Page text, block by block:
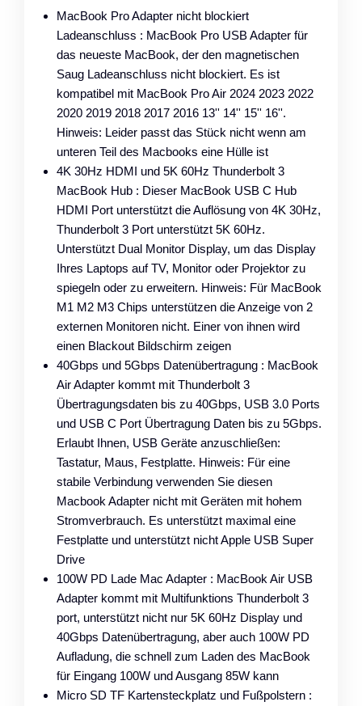
MacBook Pro Adapter nicht blockiert
Ladeanschluss : MacBook Pro USB Adapter für
das neueste MacBook, der den magnetischen
Saug Ladeanschluss nicht blockiert. Es ist
kompatibel mit MacBook Pro Air 2024 2023 2022
2020 2019 2018 2017 2016 13'' 14'' 15'' 16''.
Hinweis: Leider passt das Stück nicht wenn am
unteren Teil des Macbooks eine Hülle ist
4K 30Hz HDMI und 5K 60Hz Thunderbolt 3
MacBook Hub : Dieser MacBook USB C Hub
HDMI Port unterstützt die Auflösung von 4K 30Hz,
Thunderbolt 3 Port unterstützt 5K 60Hz.
Unterstützt Dual Monitor Display, um das Display
Ihres Laptops auf TV, Monitor oder Projektor zu
spiegeln oder zu erweitern. Hinweis: Für MacBook
M1 M2 M3 Chips unterstützen die Anzeige von 2
externen Monitoren nicht. Einer von ihnen wird
einen Blackout Bildschirm zeigen
40Gbps und 5Gbps Datenübertragung : MacBook
Air Adapter kommt mit Thunderbolt 3
Übertragungsdaten bis zu 40Gbps, USB 3.0 Ports
und USB C Port Übertragung Daten bis zu 5Gbps.
Erlaubt Ihnen, USB Geräte anzuschließen:
Tastatur, Maus, Festplatte. Hinweis: Für eine
stabile Verbindung verwenden Sie diesen
Macbook Adapter nicht mit Geräten mit hohem
Stromverbrauch. Es unterstützt maximal eine
Festplatte und unterstützt nicht Apple USB Super
Drive
100W PD Lade Mac Adapter : MacBook Air USB
Adapter kommt mit Multifunktions Thunderbolt 3
port, unterstützt nicht nur 5K 60Hz Display und
40Gbps Datenübertragung, aber auch 100W PD
Aufladung, die schnell zum Laden des MacBook
für Eingang 100W und Ausgang 85W kann
Micro SD TF Kartensteckplatz und Fußpolstern :